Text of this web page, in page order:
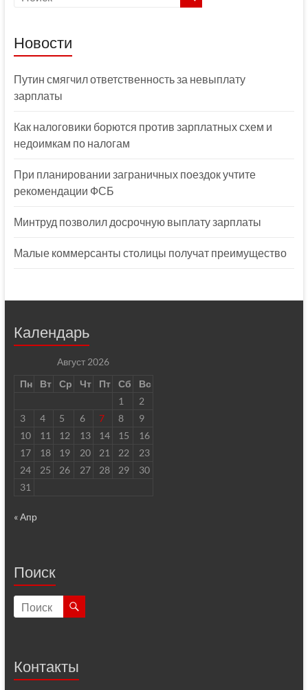
Новости
Путин смягчил ответственность за невыплату
зарплаты
Как налоговики борются против зарплатных схем и
недоимкам по налогам
При планировании заграничных поездок учтите
рекомендации ФСБ
Минтруд позволил досрочную выплату зарплаты
Малые коммерсанты столицы получат преимущество
Календарь
Август 2026
Пн
Вт Ср Чт Пт Сб
Вс
1
2
3
4 5 6 7 8
9
10
11 12 13 14 15
16
17
18 19 20 21 22
23
24
25 26 27 28 29
30
31
« Апр
Поиск
Контакты